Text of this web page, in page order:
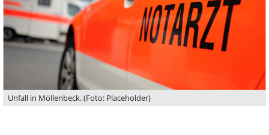
Unfall in Möllenbeck. (Foto: Placeholder)